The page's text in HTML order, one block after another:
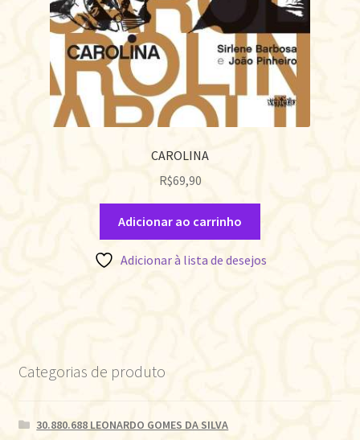
CAROLINA
R$69,90
Adicionar ao carrinho
Adicionar à lista de desejos
Categorias de produto
30.880.688 LEONARDO GOMES DA SILVA